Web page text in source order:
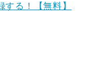
る！【無料】